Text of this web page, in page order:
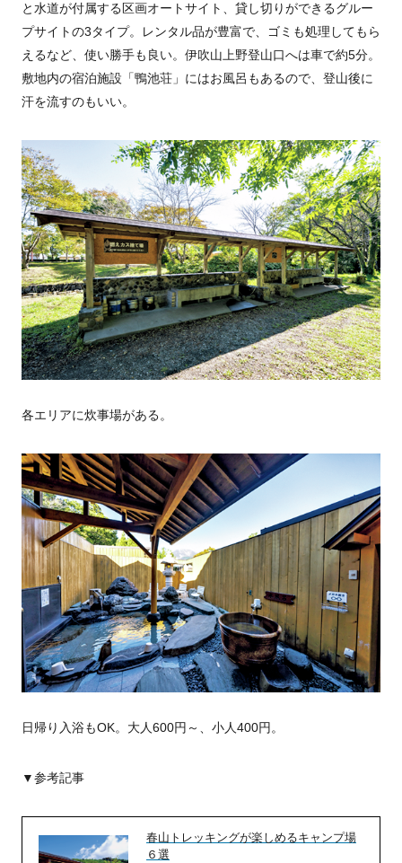
と水道が付属する区画オートサイト、貸し切りができるグルー
プサイトの3タイプ。レンタル品が豊富で、ゴミも処理してもら
えるなど、使い勝手も良い。伊吹山上野登山口へは車で約5分。
敷地内の宿泊施設「鴨池荘」にはお風呂もあるので、登山後に
汗を流すのもいい。
各エリアに炊事場がある。
日帰り入浴もOK。大人600円～、小人400円。
▼参考記事
春山トレッキングが楽しめるキャンプ場
６選